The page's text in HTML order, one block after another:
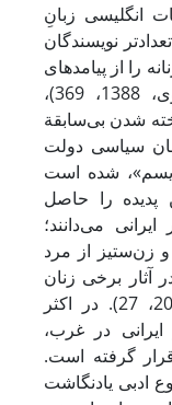
انگلیسی زبانِ
نویسندگان
را از پیامدهای
رواج جریان فمینیسم می‌دانند (مولوی، 1388، 369)،
شدن بی‌سابقة
سیاسی دولت
شده است
پدیده را حاصل
می‌دانند؛
زن‌ستیز از مرد
آثار برخی زنان
مهاجر ایجاد شده است (فتوحی، 2012، 27). در اکثر
در غرب،
گرفته است.
ادبی یادنگاشت